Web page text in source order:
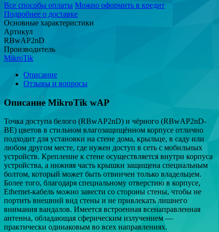
Все способы оплаты Можно оформить в кредит
Подробнее о доставке
Основные характеристики
Артикул
RBwAP2nD
Производитель
MikroTik
Описание
Отзывы и вопросы
Описание MikroTik wAP
Точка доступа белого (RBwAP2nD) и чёрного (RBwAP2nD-
BE) цветов в стильном влагозащищённом корпусе отлично
подходит для установки на стене дома, крыльце, в саду или
любом другом месте, где нужен доступ в сеть с мобильных
устройств. Крепление к стене осуществляется внутри корпуса
устройства, а нижняя часть крышки защищена специальным
болтом, который может быть отвинчен только владельцем.
Более того, благодаря специальному отверстию в корпусе,
Ethernet-кабель можно завести со стороны стены, чтобы не
портить внешний вид стены и не привлекать лишнего
внимания вандалов. Имеется встроенная всенаправленная
антенна, обладающая сферическим излучением —
практически одинаковым во всех направлениях.